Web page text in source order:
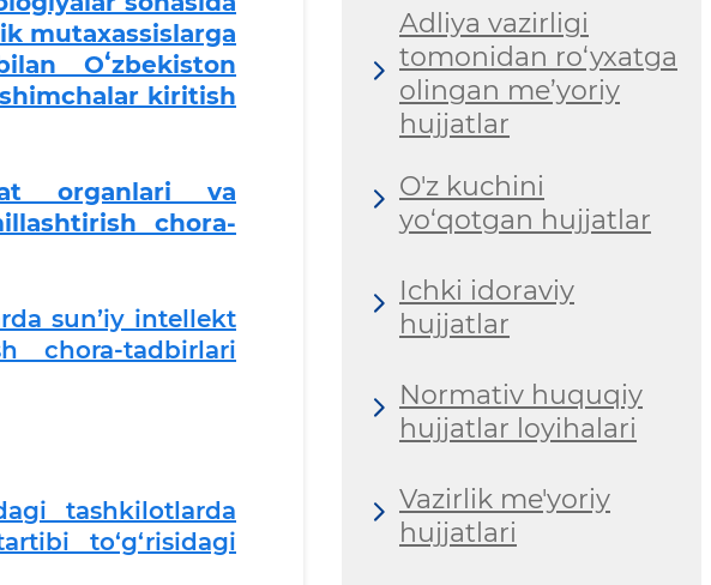
mutaxassislarga
Oʻzbekiston
kiritish
organlari va
chora-
sunʼiy intellekt
chora-tadbirlari
tashkilotlarda
to‘g‘risidagi
Adliya vazirligi
tomonidan ro‘yxatga
olingan me’yoriy
hujjatlar
O'z kuchini
yo‘qotgan hujjatlar
Ichki idoraviy
hujjatlar
Normativ huquqiy
hujjatlar loyihalari
Vazirlik me'yoriy
hujjatlari